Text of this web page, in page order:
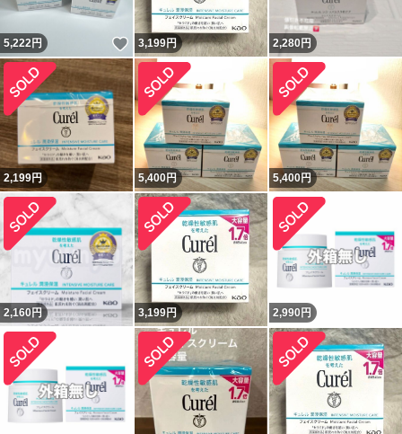
5,222円 いいね！
3,199円 2,280円
2,199円 5,400円 5,400円
2,160円 3,199円 2,990 円